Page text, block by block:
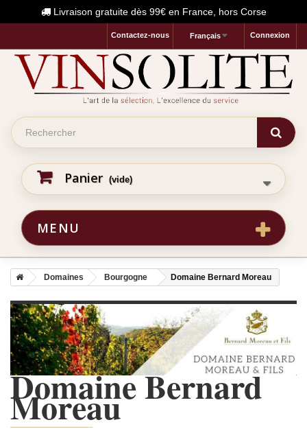
Livraison gratuite dès 99€ en France, hors Corse
Connexion
Français
Contactez-nous
Panier (vide)
MENU
Domaines Bourgogne Domaine Bernard Moreau
Domaine Bernard
Moreau